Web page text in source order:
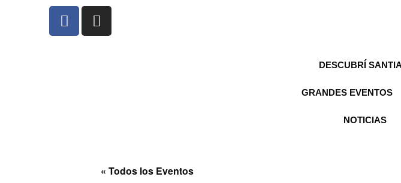
DESCUBRÍ
GRANDES EVENTOS
NOTICIAS
« Todos los Eventos